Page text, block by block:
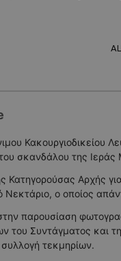
Κακουργιοδικείου
σκανδάλου της
Κατηγορούσας Αρχής
ο οποίος
παρουσίαση
του Συντάγματος και
τεκμηρίων.